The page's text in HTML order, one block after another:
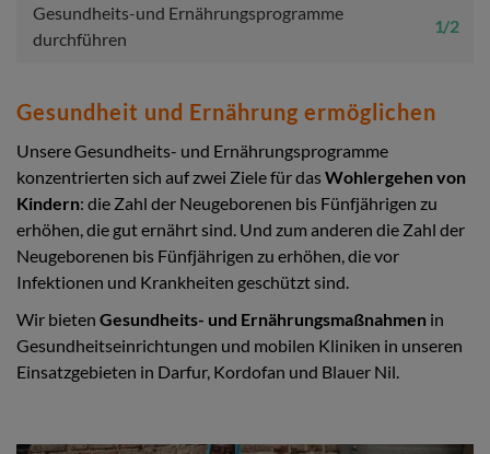
Gesundheits-und Ernährungsprogramme
durchführen
1 / 2
Gesundheit und Ernährung ermöglichen
Unsere Gesundheits- und Ernährungsprogramme
konzentrierten sich auf zwei Ziele für dasWohlergehen von
Kindern: die Zahl der Neugeborenen bis Fünfjährigen zu
erhöhen, die gut ernährt sind. Und zum anderen die Zahl der
Neugeborenen bis Fünfjährigen zu erhöhen, die vor
Infektionen und Krankheiten geschützt sind.
Wir bieten Gesundheits- und Ernährungsmaßnahmen in
Gesundheitseinrichtungen und mobilen Kliniken in unseren
Einsatzgebieten in Darfur, Kordofan und Blauer Nil.